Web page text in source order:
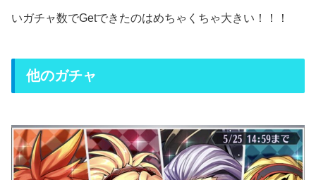
いガチャ数でGetできたのはめちゃくちゃ大きい！！！
他のガチャ